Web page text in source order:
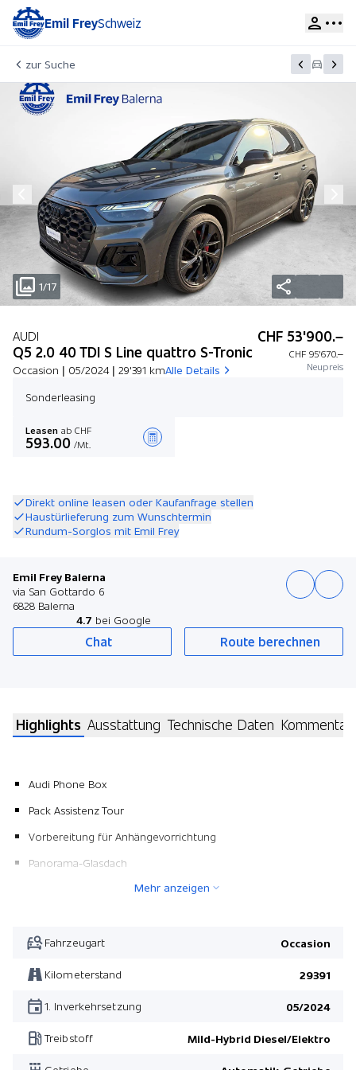
Emil FreySchweiz
zur Suche
1/17
AUDI
Q5 2.0 40 TDI S Line quattro S-Tronic
Occasion | 05/2024 | 29'391 kmAlle Details
CHF 53'900.–
CHF 95'670.–
Neupreis
Sonderleasing
Leasen ab CHF
593.00 /Mt.
Direkt online leasen oder Kaufanfrage stellen
Haustürlieferung zum Wunschtermin
Rundum-Sorglos mit Emil Frey
Emil Frey Balerna
via San Gottardo 6
6828 Balerna
4.7 bei Google
Chat Route berechnen
Highlights Ausstattung Technische Daten Kommentar
Audi Phone Box
Pack Assistenz Tour
Vorbereitung für Anhängevorrichtung
Panorama-Glasdach
Manuelles Sonnenschutzrollo für Seitenscheiben hinten
Mittelarmlehne vorne
Lichtpaket Ambiente mehrfarbig
Dachreling schwarz
Mehr anzeigen
Fahrzeugart Occasion
Kilometerstand 29391
1. Inverkehrsetzung 05/2024
Treibstoff Mild-Hybrid Diesel/Elektro